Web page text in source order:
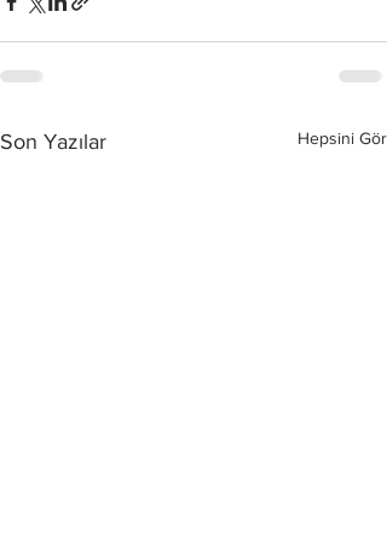
Son Yazılar Hepsini Gör